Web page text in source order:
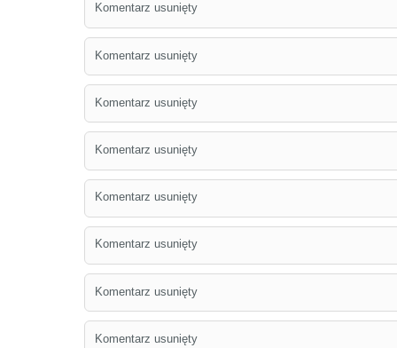
Komentarz usunięty
Komentarz usunięty
Komentarz usunięty
Komentarz usunięty
Komentarz usunięty
Komentarz usunięty
Komentarz usunięty
Komentarz usunięty